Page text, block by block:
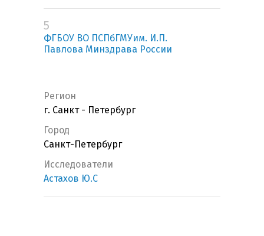
5
ФГБОУ ВО ПСПбГМУим. И.П.
Павлова Минздрава России
Регион
г. Санкт - Петербург
Город
Санкт-Петербург
Исследователи
Астахов Ю.С